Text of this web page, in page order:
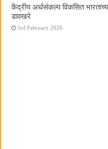
केंद्रीय अर्थसंकल्प विकसित
डावखरे
3rd February 2026